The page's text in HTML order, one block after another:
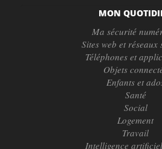
MON
Ma sécurité
Sites web et réseaux
Téléphones et
Objets
Enfants et
Santé
Social
Logement
Travail
Intelligence